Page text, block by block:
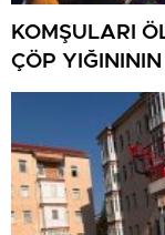
KOMŞULARI
ÇÖP